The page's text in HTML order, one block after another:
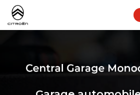
Aller
contenu
principal